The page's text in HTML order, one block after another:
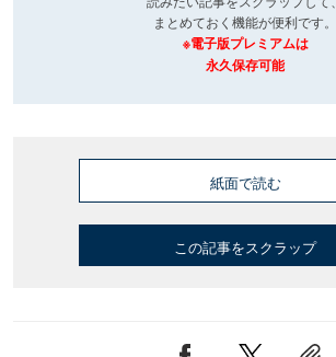
まとめておく機能が便利です。
※電子版プレミアムは
永久保存可能
紙面で読む
この記事をスクラップ